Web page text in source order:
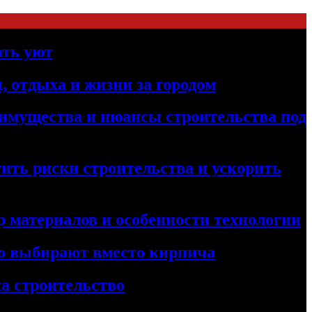
уют
отдыха и жизни за городом
и нюансы строительства под
риски строительства и ускорить
и особенности технологии
выбирают вместо кирпича
строительство